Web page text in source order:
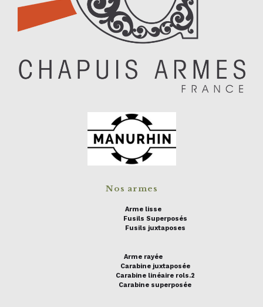
Nos armes
Arme lisse
Fusils Superposés
Fusils juxtaposes
Arme rayée
Carabine juxtaposée
Carabine linéaire rols.2
Carabine superposée